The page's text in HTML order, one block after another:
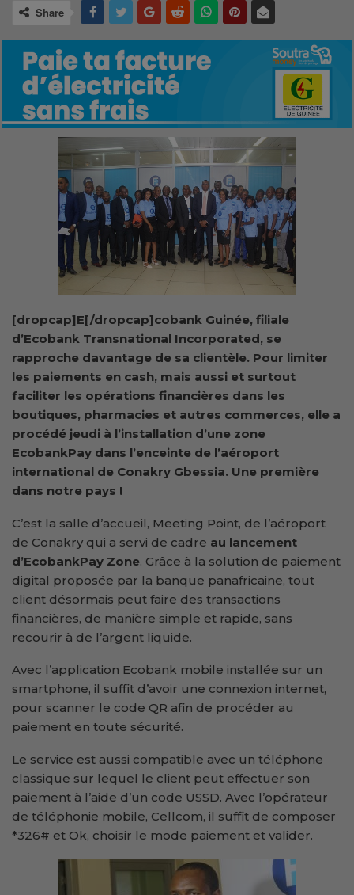
Share
[dropcap]E[/dropcap]cobank Guinée, filiale
d’Ecobank Transnational Incorporated, se
rapproche davantage de sa clientèle. Pour limiter
les paiements en cash, mais aussi et surtout
faciliter les opérations financières dans les
boutiques, pharmacies et autres commerces, elle a
procédé jeudi à l’installation d’une zone
EcobankPay dans l’enceinte de l’aéroport
international de Conakry Gbessia. Une première
dans notre pays !
C’est la salle d’accueil, Meeting Point, de l’aéroport
de Conakry qui a servi de cadre au lancement
d’EcobankPay Zone. Grâce à la solution de paiement
digital proposée par la banque panafricaine, tout
client désormais peut faire des transactions
financières, de manière simple et rapide, sans
recourir à de l’argent liquide.
Avec l’application Ecobank mobile installée sur un
smartphone, il suffit d’avoir une connexion internet,
pour scanner le code QR afin de procéder au
paiement en toute sécurité.
Le service est aussi compatible avec un téléphone
classique sur lequel le client peut effectuer son
paiement à l’aide d’un code USSD. Avec l’opérateur
de téléphonie mobile, Cellcom, il suffit de composer
*326# et Ok, choisir le mode paiement et valider.